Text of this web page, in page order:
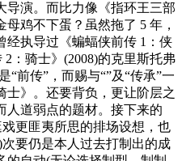
导演。而比力像《指环王三部
鸡不下蛋？虽然拖了 5 年，
经执导过《蝙蝠侠前传 1：侠
：骑士》(2008)的克里斯托弗
“前传”，而赐与“”及“传承”一
士》。还要背负，更让阶层之
人道弱点的题材。接下来的
戏更匪夷所思的排场设想，也
要仍是本人过去打制出的成